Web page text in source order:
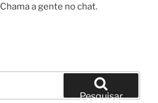
Chama a gente no chat.
Pesquisar